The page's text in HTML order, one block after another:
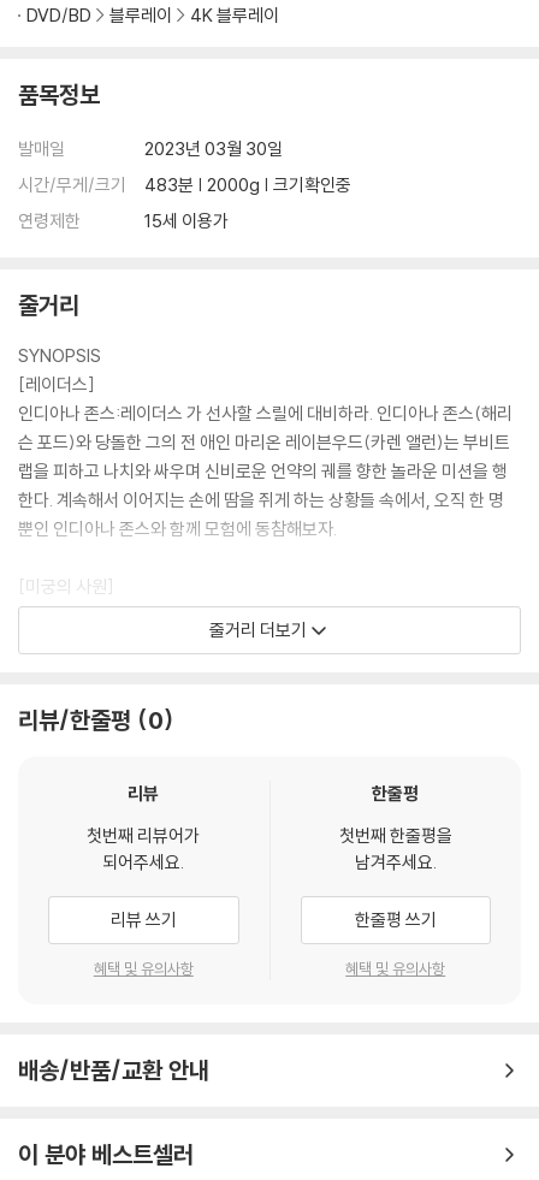
DVD/BD
블루레이 4K 블루레이
품목정보
발매일
2023년 03월 30일
시간/무게/크기
483분 | 2000g | 크기확인중
연령제한
15세 이용가
줄거리
SYNOPSIS
[레이더스]
인디아나 존스:레이더스 가 선사할 스릴에 대비하라. 인디아나 존스(해리
슨 포드)와 당돌한 그의 전 애인 마리온 레이븐우드(카렌 앨런)는 부비트
랩을 피하고 나치와 싸우며 신비로운 언약의 궤를 향한 놀라운 미션을 행
한다. 계속해서 이어지는 손에 땀을 쥐게 하는 상황들 속에서, 오직 한 명
뿐인 인디아나 존스와 함께 모험에 동참해보자.
[미궁의 사원]
인디아나 존스:미궁의 사원 은 당신이 지금껏 경험하지 못한 흥분과 논스
톱 스릴을 가져다 줄 것이다. 인디아나 존스(해리슨 포드)와 그의 조수 쇼
전, 요새와도 같은 인도의 광산 탈출을 경험하게 된다. 최고의 액션 히어로
인디아나 존스:최후의 성전 에서 인디아나 존스의 모험을 따라잡는 것보다
신나는 일은 없다. 돌아온 나치 적들은 성배를 찾기 위해 인디아나 존스의
아버지인 헨리 존스 교수(션 코네리)를 납치한다. 온 가족이 함께 즐길 수
있는 이 논스톱 액션이 가득한 모험 속에서, 미국부터 베니스, 그리고 성스
러운 땅의 사막까지 이어지는 여정을 따라 아버지를 구하고 성배를 손에
스티븐 스필버그와 조지 루카스가 비평가들이 “센세이셔널한, 놀라운 스
선사한다. 인디아나 존스:크리스탈 해골의 왕국 에서 인디아나 존스(해리
줄거리 더보기
리뷰/한줄평 0
리뷰
첫번째 리뷰어가
되어주세요.
리뷰 쓰기
혜택 및 유의사항
한줄평
첫번째 한줄평을
남겨주세요.
한줄평 쓰기
혜택 및 유의사항
배송/반품/교환 안내
이 분야 베스트셀러